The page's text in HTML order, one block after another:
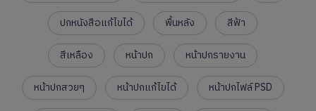
ปกหนังสือแก้ไขได้
พื้นหลัง
สีฟ้า
สีเหลือง
หน้าปก
หน้าปกรายงาน
หน้าปกสวยๆ
หน้าปกแก้ไขได้
หน้าปกไฟล์ PSD